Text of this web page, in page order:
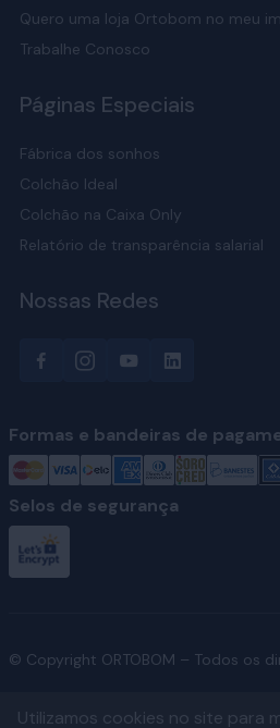
Quero uma loja Ortobom no meu
Trabalhe Conosco
Páginas Especiais
Fábrica dos sonhos
Colchão Ideal
Colchão na Caixa Only
Relatório de transparência salarial
Nossas Redes
Formas e bandeiras de
Selos de segurança
© Copyright ORTOBOM – Todos os
Utilizamos cookies no site para